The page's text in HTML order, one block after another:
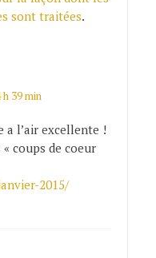
sont traitées.
h 39 min
a l’air excellente !
coups de coeur
2015/